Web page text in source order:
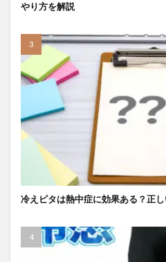
やり方を解説
冷えピタは熱中症に効果ある？正